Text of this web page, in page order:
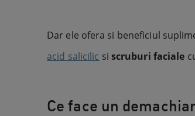
Dar ele ofera si beneficiul
acid salicilic si scruburi faciale
Ce face un